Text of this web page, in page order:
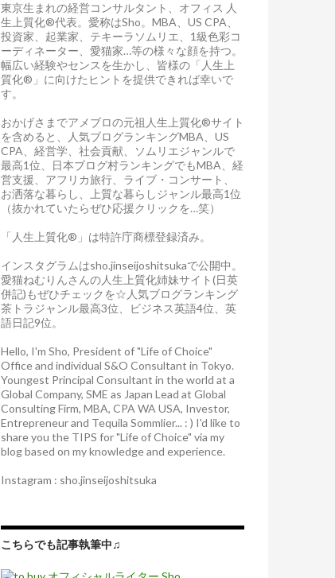
東京生まれの経営コンサルタント、オフィス 人
生上質化®代表。愛称はSho。MBA、US CPA、
投資家、起業家、テキーラソムリエ、1級色彩コ
ーディネーター、愛猫家…等の様々な顔を持つ。
幅広い経験やセンスを生かし、皆様の「人生上
質化®」に向けたヒントを提供できれば幸いで
す。
おかげさまでアメブロの元祖人生上質化®サイト
を含めると、人気ブログランキングMBA、US
CPA、経営学、社会貢献、ソムリエジャンルで
最高1位、日本ブログ村ランキングでもMBA、経
営支援、アフリカ旅行、ライブ・コンサート、
お洒落な暮らし、上質な暮らしジャンル最高1位
（抜かれていたらぜひ応援クリックを…笑）
「人生上質化®」は特許庁商標登録済み。
インスタグラムはsho.jinseijoshitsukaで公開中。
愛猫ねむりんさんの人生上質化姉妹サイト(日英
併記)もぜひチェックを☆人気ブログランキング
茶トラジャンル最高3位、ビジネス英語4位、英
語日記9位。
Hello, I'm Sho, President of "Life of Choice"
Office and individual S&O Consultant in Tokyo.
Youngest Principal Consultant in the world at a
Global Company, SME as Japan Lead at Global
Consulting Firm, MBA, CPA WA USA, Investor,
Entrepreneur and Tequila Sommlier... : ) I'd like to
share you the TIPS for "Life of Choice" via my
blog based on my knowledge and experience.
Instagram : sho.jinseijoshitsuka
こちらでも記事執筆中♫